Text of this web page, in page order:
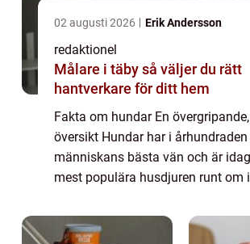
02 augusti 2026 Erik Andersson
redaktionel
Målare i täby så väljer du rätt
hantverkare för ditt hem
Fakta om hundar En
översikt Hundar har i
människans bästa vän och är
mest populära husdjuren runt om
sällskap och har förmågan att